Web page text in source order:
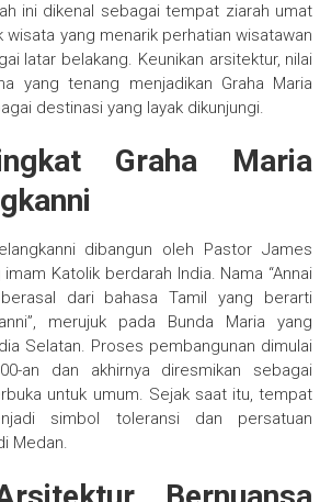
ini dikenal sebagai tempat ziarah umat
wisata yang menarik perhatian wisatawan
latar belakang. Keunikan arsitektur, nilai
yang tenang menjadikan Graha Maria
destinasi yang layak dikunjungi.
Graha Maria
dibangun oleh Pastor James
Katolik berdarah India. Nama “Annai
berasal dari bahasa Tamil yang berarti
merujuk pada Bunda Maria yang
Selatan. Proses pembangunan dimulai
an dan akhirnya diresmikan sebagai
untuk umum. Sejak saat itu, tempat
simbol toleransi dan persatuan
Medan.